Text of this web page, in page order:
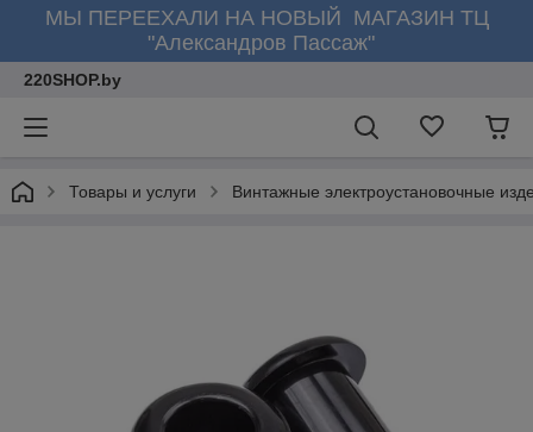
МЫ ПЕРЕЕХАЛИ НА НОВЫЙ МАГАЗИН ТЦ
"Александров Пассаж"
220SHOP.by
Товары и услуги Винтажные электроустановочные